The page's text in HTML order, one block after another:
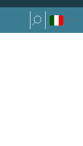
Ricerca per: